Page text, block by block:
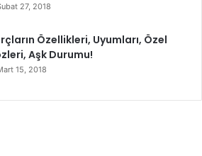
27, 2018
Özellikleri, Uyumları, Özel
Aşk Durumu!
15, 2018